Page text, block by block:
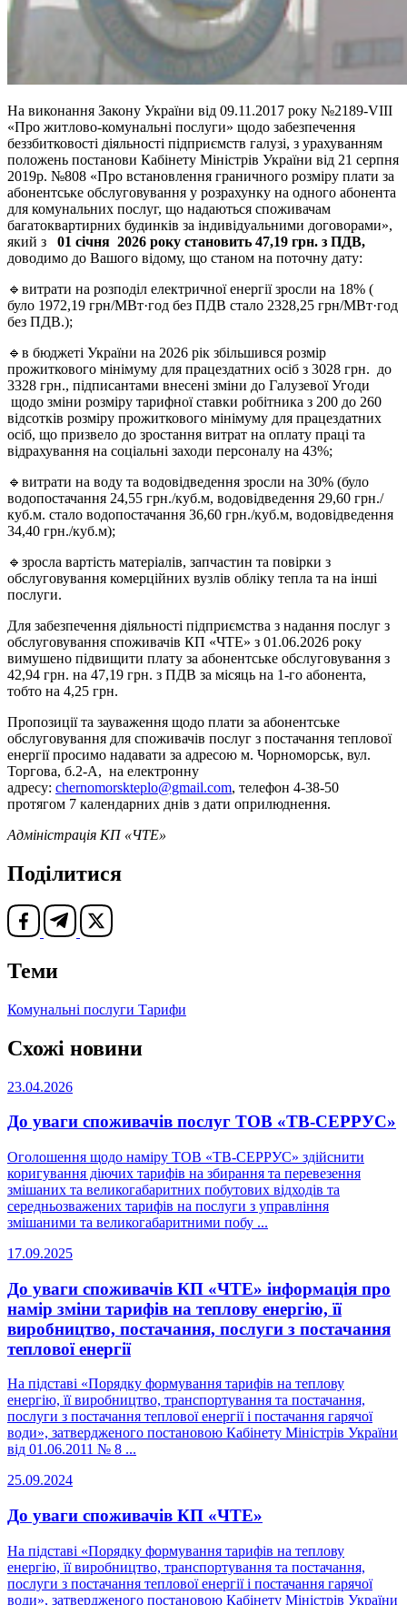
На виконання Закону України від 09.11.2017 року №2189-VIII
«Про житлово-комунальні послуги» щодо забезпечення
беззбитковості діяльності підприємств галузі, з урахуванням
положень постанови Кабінету Міністрів України від 21 серпня
2019р. №808 «Про встановлення граничного розміру плати за
абонентське обслуговування у розрахунку на одного абонента
для комунальних послуг, що надаються споживачам
багатоквартирних будинків за індивідуальними договорами»,
який з 01 січня 2026 року становить 47,19 грн. з ПДВ,
доводимо до Вашого відому, що станом на поточну дату:
🔹витрати на розподіл електричної енергії зросли на 18% (
було 1972,19 грн/МВт·год без ПДВ стало 2328,25 грн/МВт·год
без ПДВ.);
🔹в бюджеті України на 2026 рік збільшився розмір
прожиткового мінімуму для працездатних осіб з 3028 грн. до
3328 грн., підписантами внесені зміни до Галузевої Угоди
щодо зміни розміру тарифної ставки робітника з 200 до 260
відсотків розміру прожиткового мінімуму для працездатних
осіб, що призвело до зростання витрат на оплату праці та
відрахування на соціальні заходи персоналу на 43%;
🔹витрати на воду та водовідведення зросли на 30% (було
водопостачання 24,55 грн./куб.м, водовідведення 29,60 грн./
куб.м. стало водопостачання 36,60 грн./куб.м, водовідведення
34,40 грн./куб.м);
🔹зросла вартість матеріалів, запчастин та повірки з
обслуговування комерційних вузлів обліку тепла та на інші
послуги.
Для забезпечення діяльності підприємства з надання послуг з
обслуговування споживачів КП «ЧТЕ» з 01.06.2026 року
вимушено підвищити плату за абонентське обслуговування з
42,94 грн. на 47,19 грн. з ПДВ за місяць на 1-го абонента,
тобто на 4,25 грн.
Пропозиції та зауваження щодо плати за абонентське
обслуговування для споживачів послуг з постачання теплової
енергії просимо надавати за адресою м. Чорноморськ, вул.
Торгова, б.2-А, на електронну
адресу: chernomorskteplo@gmail.com, телефон 4-38-50
протягом 7 календарних днів з дати оприлюднення.
Адміністрація КП «ЧТЕ»
Поділитися
Теми
Комунальні послуги Тарифи
Схожі новини
23.04.2026
До уваги споживачів послуг ТОВ «ТВ-СЕРРУС»
Оголошення щодо наміру ТОВ «ТВ-СЕРРУС» здійснити
коригування діючих тарифів на збирання та перевезення
змішаних та великогабаритних побутових відходів та
середньозважених тарифів на послуги з управління
змішаними та великогабаритними побу ...
17.09.2025
До уваги споживачів КП «ЧТЕ» інформація про
намір зміни тарифів на теплову енергію, її
виробництво, постачання, послуги з постачання
теплової енергії
На підставі «Порядку формування тарифів на теплову
енергію, її виробництво, транспортування та постачання,
послуги з постачання теплової енергії і постачання гарячої
води», затвердженого постановою Кабінету Міністрів України
від 01.06.2011 № 8 ...
25.09.2024
До уваги споживачів КП «ЧТЕ»
На підставі «Порядку формування тарифів на теплову
енергію, її виробництво, транспортування та постачання,
послуги з постачання теплової енергії і постачання гарячої
води», затвердженого постановою Кабінету Міністрів України